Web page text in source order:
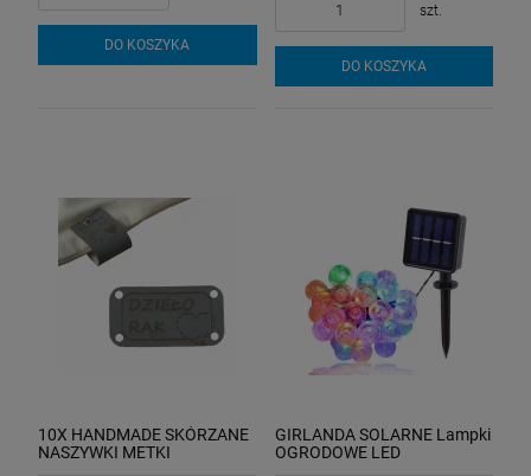
DO KOSZYKA
szt.
DO KOSZYKA
10X HANDMADE SKÓRZANE
NASZYWKI METKI
GIRLANDA SOLARNE Lampki
OGRODOWE LED